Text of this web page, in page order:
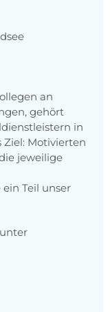
an
gehört
in
Ziel: Motivierten
jeweilige
Teil unser